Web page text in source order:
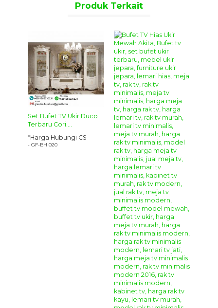
Bufet TV Hias Klasik Elegan Marzorrati
Bufet TV Hias Klasik Elegan
Marzorrati
merupakan sebuah
model klasik dengan hiasan ukir yang
Bufet TV Hias Klasik Elegan Marzorratiini
mempunyai model desain furniture klasik modern yang
sangat cantik untuk melengkapi ruang tamu ataupun ruang
keluarga anda. Dengan bahan kayu mahoni berkualitas akan
menjamin ketahanan dari pemakaian bufet tv ini.Bufet TV
sangat cocok untuk
mengisi ruang tamu anda yang bergaya klasik dan modern.
Sangat cocok untuk mempercantik ruangan rumah anda
yang bergaya klasik modern. Lengkapi ruangan rumah anda
agar semakin menarik dan nyaman dengan berbagai
buatan kami.
Produk Terkait
Set Bufet TV Ukir Duco
Terbaru Cori....
*Harga Hubungi CS
- GF-BH 020